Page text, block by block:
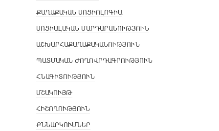
ՔԱՂԱՔԱԿԱՆ ՍՈՑԻՈԼՈԳԻԱ
ՍՈՑԻԱԼԱԿԱՆ ՄԱՐԴԱԲԱՆՈՒԹՅՈՒՆ
ԱՇԽԱՐՀԱՔԱՂԱՔԱԿԱՆՈՒԹՅՈՒՆ
ՊԱՏՄԱԿԱՆ ԺՈՂՈՎՐԴԱԳՐՈՒԹՅՈՒՆ
ՀՆԱԳԻՏՈՒԹՅՈՒՆ
ՄՇԱԿՈՒՅԹ
ՀԻՇՈՂՈՒԹՅՈՒՆ
ՔՆՆԱՐԿՈՒՄՆԵՐ